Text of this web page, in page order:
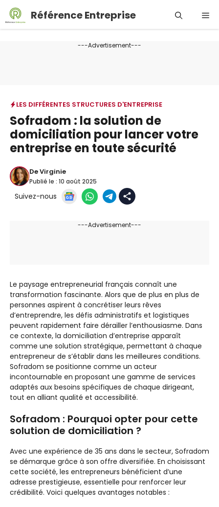
Aller
contenu
Référence Entreprise
---Advertisement---
LES DIFFÉRENTES STRUCTURES D'ENTREPRISE
Sofradom : la solution de
domiciliation pour lancer votre
entreprise en toute sécurité
DeVirginie
Publié le : 10 août 2025
Suivez-nous
---Advertisement---
Le paysage entrepreneurial français connaît une
transformation fascinante. Alors que de plus en plus de
personnes aspirent à concrétiser leurs rêves
d’entreprendre, les défis administratifs et logistiques
peuvent rapidement faire dérailler l’enthousiasme. Dans
ce contexte, la domiciliation d’entreprise apparaît
comme une solution stratégique, permettant à chaque
entrepreneur de s’établir dans les meilleures conditions.
Sofradom se positionne comme un acteur
incontournable en proposant une gamme de services
adaptés aux besoins spécifiques de chaque dirigeant,
tout en alliant qualité et accessibilité.
Sofradom : Pourquoi opter pour cette
solution de domiciliation ?
Avec une expérience de 35 ans dans le secteur, Sofradom
se démarque grâce à son offre diversifiée. En choisissant
cette société, les entrepreneurs bénéficient d’une
adresse prestigieuse, essentielle pour renforcer leur
crédibilité. Voici quelques avantages notables :